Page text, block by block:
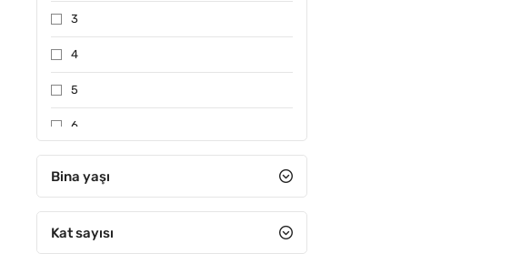
3
4
5
6
Özel belgeli
Bina yaşı
Kat sayısı